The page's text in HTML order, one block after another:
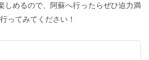
しめるので、阿蘇へ行ったらぜひ迫力満
ってみてください！